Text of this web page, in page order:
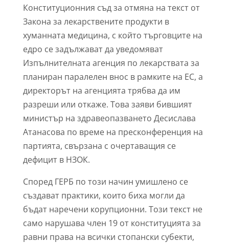
Конституционния съд за отмяна на текст от
Закона за лекарствените продукти в
хуманната медицина, с който търговците на
едро се задължават да уведомяват
Изпълнителната агенция по лекарствата за
планиран паралелен внос в рамките на ЕС, а
директорът на агенцията трябва да им
разреши или откаже. Това заяви бившият
министър на здравеопазването Десислава
Атанасова по време на пресконференция на
партията, свързана с очертаващия се
дефицит в НЗОК.
Според ГЕРБ по този начин умишлено се
създават практики, които биха могли да
бъдат наречени корупционни. Този текст не
само нарушава член 19 от конституцията за
равни права на всички стопански субекти,